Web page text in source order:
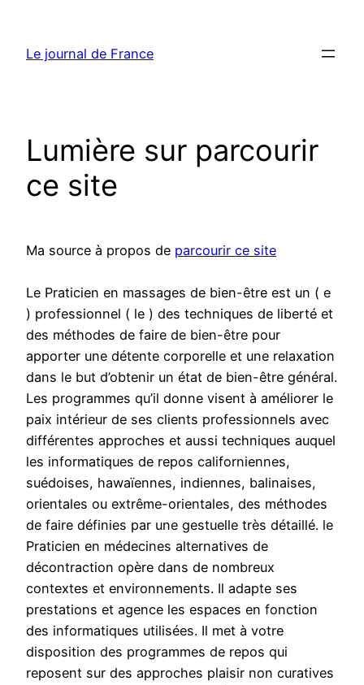
contenu
Le journal de France
Lumière sur parcourir
ce site
Ma source à propos de parcourir ce site
Le Praticien en massages de bien-être est un ( e
) professionnel ( le ) des techniques de liberté et
des méthodes de faire de bien-être pour
apporter une détente corporelle et une relaxation
dans le but d’obtenir un état de bien-être général.
Les programmes qu’il donne visent à améliorer le
paix intérieur de ses clients professionnels avec
différentes approches et aussi techniques auquel
les informatiques de repos californiennes,
suédoises, hawaïennes, indiennes, balinaises,
orientales ou extrême-orientales, des méthodes
de faire définies par une gestuelle très détaillé. le
Praticien en médecines alternatives de
décontraction opère dans de nombreux
contextes et environnements. Il adapte ses
prestations et agence les espaces en fonction
des informatiques utilisées. Il met à votre
disposition des programmes de repos qui
reposent sur des approches plaisir non curatives